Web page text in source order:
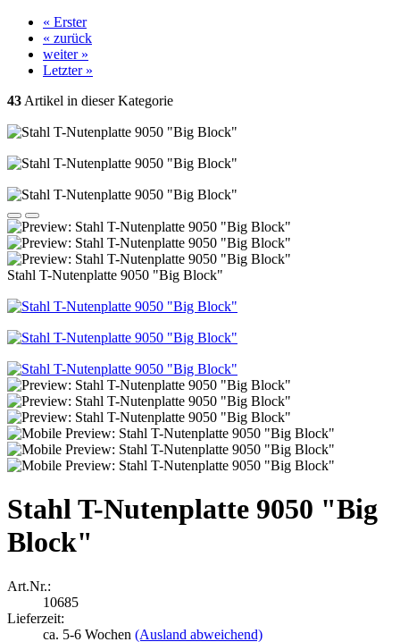
« Erster
« zurück
weiter »
Letzter »
43 Artikel in dieser Kategorie
Stahl T-Nutenplatte 9050 "Big Block"
Stahl T-Nutenplatte 9050 "Big
Block"
Art.Nr.:
10685
Lieferzeit:
ca. 5-6 Wochen (Ausland abweichend)